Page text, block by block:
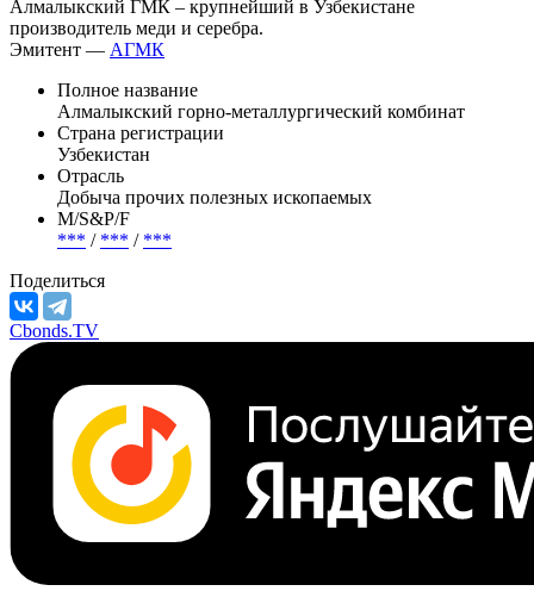
На каком рынке размещать евробонды, руководство АГМК
пока не решило.
Алмалыкский ГМК – крупнейший в Узбекистане
производитель меди и серебра.
Эмитент —АГМК
Полное название
Алмалыкский горно-металлургический комбинат
Страна регистрации
Узбекистан
Добыча прочих полезных ископаемых
М/S&P/F
***/
Поделиться
Cbonds.TV